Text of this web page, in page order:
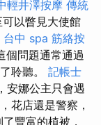
輕井澤按摩 傳統
以瞥見大使館
台中 spa 筋絡按
個問題通常通過
聆聽。 記帳士
安娜公主只會遇
花店還是警察，
豐富的植被，